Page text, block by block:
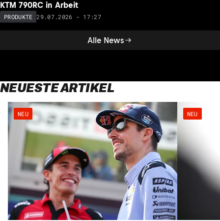
Alle News
KTM 790RC in Arbeit
PRODUKTE 29.07.2026 - 17:27
NEUESTE ARTIKEL
NEU NEU